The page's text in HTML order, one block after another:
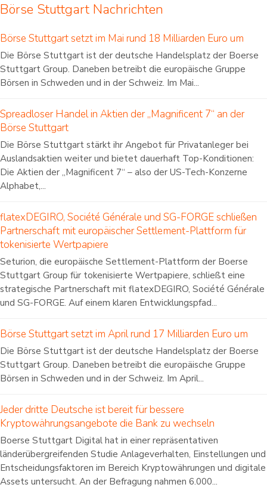
Börse Stuttgart Nachrichten
Börse Stuttgart setzt im Mai rund 18 Milliarden Euro um
Die Börse Stuttgart ist der deutsche Handelsplatz der Boerse
Stuttgart Group. Daneben betreibt die europäische Gruppe
Börsen in Schweden und in der Schweiz. Im Mai...
Spreadloser Handel in Aktien der „Magnificent 7“ an der
Börse Stuttgart
Die Börse Stuttgart stärkt ihr Angebot für Privatanleger bei
Auslandsaktien weiter und bietet dauerhaft Top-Konditionen:
Die Aktien der „Magnificent 7“ – also der US-Tech-Konzerne
Alphabet,...
flatexDEGIRO, Société Générale und SG-FORGE schließen
Partnerschaft mit europäischer Settlement-Plattform für
tokenisierte Wertpapiere
Seturion, die europäische Settlement-Plattform der Boerse
Stuttgart Group für tokenisierte Wertpapiere, schließt eine
strategische Partnerschaft mit flatexDEGIRO, Société Générale
und SG-FORGE. Auf einem klaren Entwicklungspfad...
Börse Stuttgart setzt im April rund 17 Milliarden Euro um
Die Börse Stuttgart ist der deutsche Handelsplatz der Boerse
Stuttgart Group. Daneben betreibt die europäische Gruppe
Börsen in Schweden und in der Schweiz. Im April...
Jeder dritte Deutsche ist bereit für bessere
Kryptowährungsangebote die Bank zu wechseln
Boerse Stuttgart Digital hat in einer repräsentativen
länderübergreifenden Studie Anlageverhalten, Einstellungen und
Entscheidungsfaktoren im Bereich Kryptowährungen und digitale
Assets untersucht. An der Befragung nahmen 6.000...